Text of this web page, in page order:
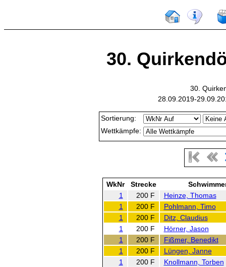
30.
30.
28.09.2019-
Sortierung:
Wettkämpfe:
WkNr Strecke
1
200 F
Heinze, Thomas
1
200 F
Pohlmann, Timo
1
200 F
Ditz, Claudius
1
200 F
Hörner, Jason
1
200 F
Fißmer, Benedikt
1
200 F
Lüngen, Janne
1
200 F
Knollmann, Torben